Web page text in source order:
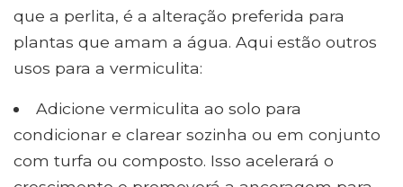
que a perlita, é a alteração preferida para
plantas que amam a água. Aqui estão outros
usos para a vermiculita:
Adicione vermiculita ao solo para
condicionar e clarear sozinha ou em conjunto
com turfa ou composto. Isso acelerará o